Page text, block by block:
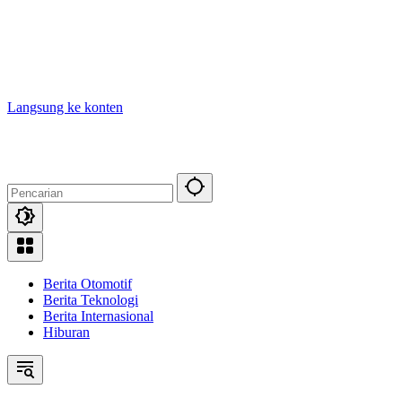
Langsung ke konten
Berita Otomotif
Berita Teknologi
Berita Internasional
Hiburan